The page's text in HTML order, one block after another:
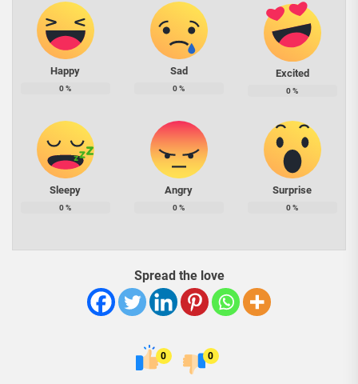
Happy
0%
Sad
0%
Excited
0%
Sleepy
0%
Angry
0%
Surprise
0%
Spread the love
0 0